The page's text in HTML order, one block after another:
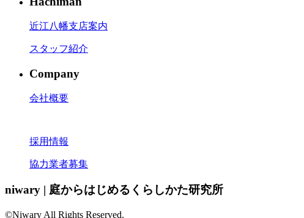
近江八幡支店案内
スタッフ紹介
Company
会社概要
採用情報
協力業者募集
niwary | 庭からはじめるくらしかた研究所
©Niwary All Rights Reserved.